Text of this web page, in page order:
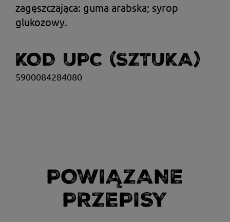
zagęszczająca: guma arabska; syrop
glukozowy.
KOD UPC (SZTUKA)
5900084284080
POWIĄZANE
PRZEPISY